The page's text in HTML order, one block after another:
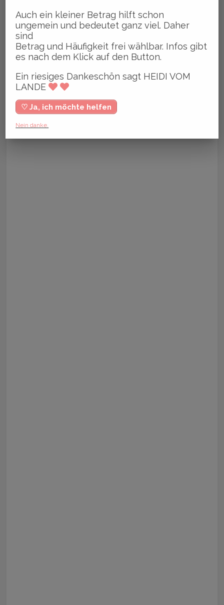
Auch ein kleiner Betrag hilft schon
ungemein und bedeutet ganz viel. Daher
sind
Betrag und Häufigkeit frei wählbar. Infos gibt
es nach dem Klick auf den Button.
Ein riesiges Dankeschön sagt HEIDI VOM
LANDE
♡ Ja, ich möchte helfen
Nein danke.